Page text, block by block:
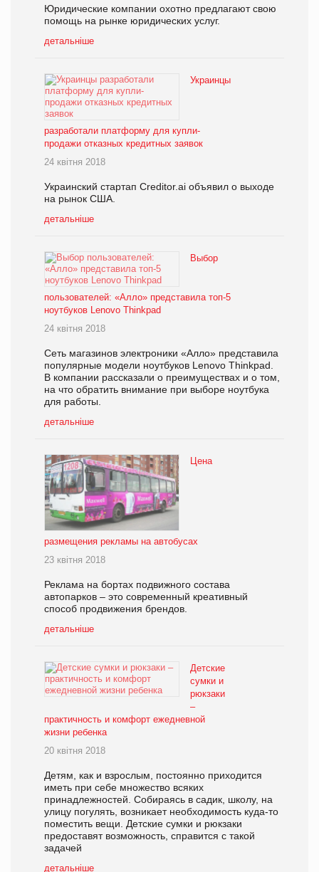
Юридические компании охотно предлагают свою
помощь на рынке юридических услуг.
детальніше
Украинцы
разработали платформу для купли-
продажи отказных кредитных заявок
24 квітня 2018
Украинский стартап Creditor.ai объявил о выходе
на рынок США.
детальніше
Выбор
пользователей: «Алло» представила топ-5
ноутбуков Lenovo Thinkpad
24 квітня 2018
Сеть магазинов электроники «Алло» представила
популярные модели ноутбуков Lenovo Thinkpad.
В компании рассказали о преимуществах и о том,
на что обратить внимание при выборе ноутбука
для работы.
детальніше
Цена
размещения рекламы на автобусах
23 квітня 2018
Реклама на бортах подвижного состава
автопарков – это современный креативный
способ продвижения брендов.
детальніше
Детские
сумки и
рюкзаки
–
практичность и комфорт ежедневной
жизни ребенка
20 квітня 2018
Детям, как и взрослым, постоянно приходится
иметь при себе множество всяких
принадлежностей. Собираясь в садик, школу, на
улицу погулять, возникает необходимость куда-то
поместить вещи. Детские сумки и рюкзаки
предоставят возможность, справится с такой
задачей
детальніше